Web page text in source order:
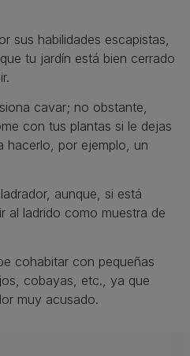
sus habilidades escapistas,
tu jardín está bien cerrado
cavar; no obstante,
con tus plantas si le dejas
hacerlo, por ejemplo, un
aunque, si está
al ladrido como muestra de
cohabitar con pequeñas
cobayas, etc., ya que
muy acusado.